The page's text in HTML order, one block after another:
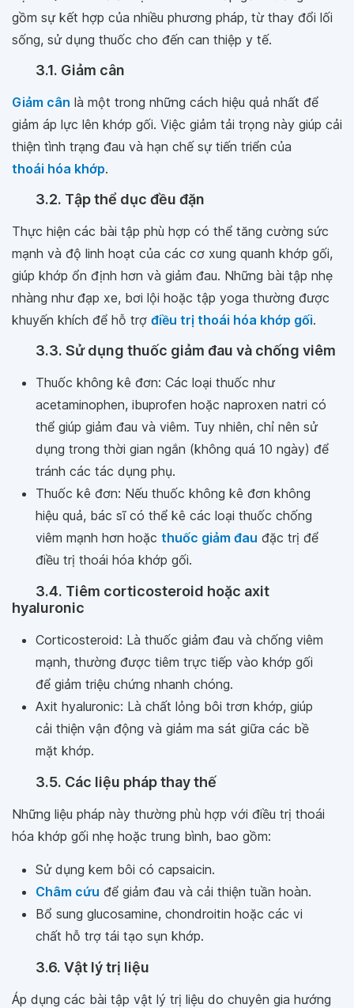
gồm sự kết hợp của nhiều phương pháp, từ thay đổi lối
sống, sử dụng thuốc cho đến can thiệp y tế.
3.1. Giảm cân
Giảm cân là một trong những cách hiệu quả nhất để
giảm áp lực lên khớp gối. Việc giảm tải trọng này giúp cải
thiện tình trạng đau và hạn chế sự tiến triển của
thoái hóa khớp.
3.2. Tập thể dục đều đặn
Thực hiện các bài tập phù hợp có thể tăng cường sức
mạnh và độ linh hoạt của các cơ xung quanh khớp gối,
giúp khớp ổn định hơn và giảm đau. Những bài tập nhẹ
nhàng như đạp xe, bơi lội hoặc tập yoga thường được
khuyến khích để hỗ trợ điều trị thoái hóa khớp gối.
3.3. Sử dụng thuốc giảm đau và chống viêm
Thuốc không kê đơn: Các loại thuốc như
acetaminophen, ibuprofen hoặc naproxen natri có
thể giúp giảm đau và viêm. Tuy nhiên, chỉ nên sử
dụng trong thời gian ngắn (không quá 10 ngày) để
tránh các tác dụng phụ.
Thuốc kê đơn: Nếu thuốc không kê đơn không
hiệu quả, bác sĩ có thể kê các loại thuốc chống
viêm mạnh hơn hoặc thuốc giảm đau đặc trị để
điều trị thoái hóa khớp gối.
3.4. Tiêm corticosteroid hoặc axit
hyaluronic
Corticosteroid: Là thuốc giảm đau và chống viêm
mạnh, thường được tiêm trực tiếp vào khớp gối
để giảm triệu chứng nhanh chóng.
Axit hyaluronic: Là chất lỏng bôi trơn khớp, giúp
cải thiện vận động và giảm ma sát giữa các bề
mặt khớp.
3.5. Các liệu pháp thay thế
Những liệu pháp này thường phù hợp với điều trị thoái
hóa khớp gối nhẹ hoặc trung bình, bao gồm:
Sử dụng kem bôi có capsaicin.
Châm cứu để giảm đau và cải thiện tuần hoàn.
Bổ sung glucosamine, chondroitin hoặc các vi
chất hỗ trợ tái tạo sụn khớp.
3.6. Vật lý trị liệu
Áp dụng các bài tập vật lý trị liệu do chuyên gia hướng